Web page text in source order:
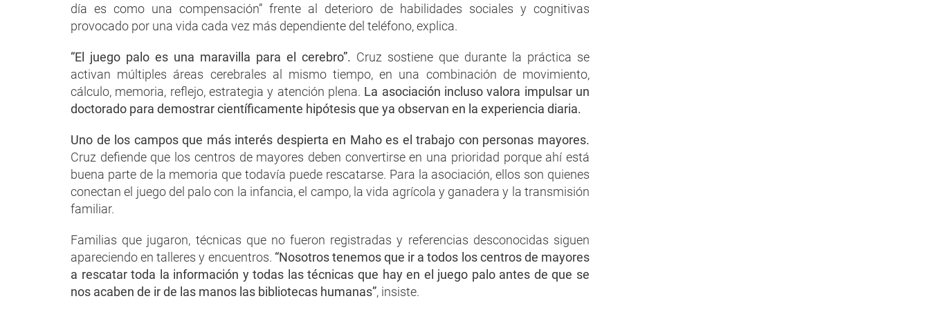
día es como una compensación” frente al deterioro de habilidades sociales y cognitivas
provocado por una vida cada vez más dependiente del teléfono, explica.
“El juego palo es una maravilla para el cerebro”. Cruz sostiene que durante la práctica se
activan múltiples áreas cerebrales al mismo tiempo, en una combinación de movimiento,
cálculo, memoria, reflejo, estrategia y atención plena. La asociación incluso valora impulsar un
doctorado para demostrar científicamente hipótesis que ya observan en la experiencia diaria.
Uno de los campos que más interés despierta en Maho es el trabajo con personas mayores.
Cruz defiende que los centros de mayores deben convertirse en una prioridad porque ahí está
buena parte de la memoria que todavía puede rescatarse. Para la asociación, ellos son quienes
conectan el juego del palo con la infancia, el campo, la vida agrícola y ganadera y la transmisión
familiar.
Familias que jugaron, técnicas que no fueron registradas y referencias desconocidas siguen
apareciendo en talleres y encuentros. “Nosotros tenemos que ir a todos los centros de mayores
a rescatar toda la información y todas las técnicas que hay en el juego palo antes de que se
nos acaben de ir de las manos las bibliotecas humanas”, insiste.